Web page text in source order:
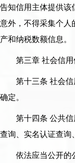
告知信用主体提供该
意外，不得采集个人
产和纳税数额信息。
第三章 社会信用
第十三条 社会信
确定。
第十四条 公共信
查询、实名认证查询
依法应当公开的公